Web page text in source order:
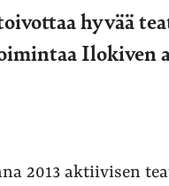
hyvää
Ilokiven
2013 aktiivisen